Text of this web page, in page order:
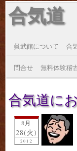
合気道
眞武館について 合
問合せ 無料体験稽
合気道に
8月
28(火)
2012